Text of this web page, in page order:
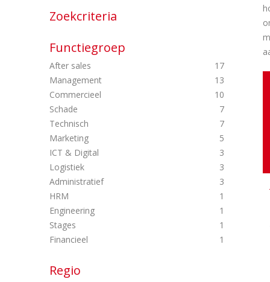
Zoekcriteria
Functiegroep
After sales
17
Management
13
Commercieel
10
Schade
7
Technisch
7
Marketing
5
ICT & Digital
3
Logistiek
3
Administratief
3
HRM
1
Engineering
1
Stages
1
Financieel
1
Regio